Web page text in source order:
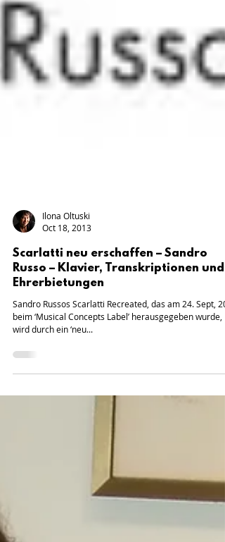
Ilona Oltuski
Oct 18, 2013
Scarlatti neu erschaffen – Sandro
Russo – Klavier, Transkriptionen und
Ehrerbietungen
Sandro Russos Scarlatti Recreated, das am 24. Sept,
beim ‘Musical Concepts Label’ herausgegeben wurde,